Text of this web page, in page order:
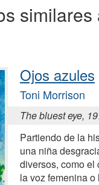
Ojos azules
Toni Morrison
The bluest eye,
Partiendo de la
una niña
diversos, como el
la voz femenina